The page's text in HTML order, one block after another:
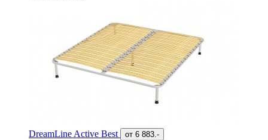
DreamLine Active Best от 6 883.-